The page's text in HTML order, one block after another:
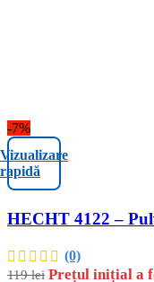
-7%
Vizualizare
rapidă
HECHT 4122 –
(0)
119lei Prețul inițial a